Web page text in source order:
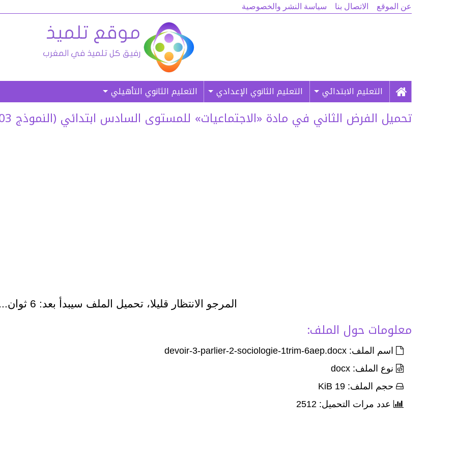
عن الموقع الاتصال بنا سياسة النشر والخصوصية
التعليم الابتدائي التعليم الثانوي الإعدادي التعليم الثانوي التأهيلي
تحميل الفرض الثاني في مادة «الاجتماعيات» للمستوى السادس ابتدائي (النموذج 03) – (غ. م)
المرجو الانتظار قليلا، تحميل الملف سيبدأ بعد: 5 ثوان...
معلومات حول الملف:
اسم الملف: devoir-3-parlier-2-sociologie-1trim-6aep.docx
نوع الملف: docx
حجم الملف: 19 KiB
عدد مرات التحميل: 2512